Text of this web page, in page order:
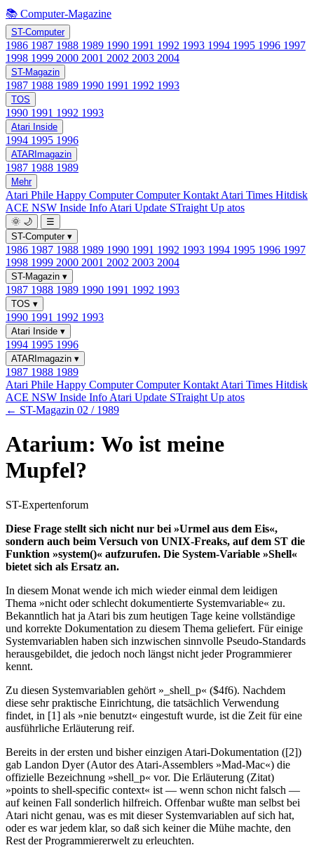
📚 Computer-Magazine
ST-Computer
1986 1987 1988 1989 1990 1991 1992 1993 1994 1995 1996 1997
1998 1999 2000 2001 2002 2003 2004
ST-Magazin
1987 1988 1989 1990 1991 1992 1993
TOS
1990 1991 1992 1993
Atari Inside
1994 1995 1996
ATARImagazin
1987 1988 1989
Mehr
Atari Phile Happy ComputerComputer Kontakt Atari Times Hitdisk
ACE NSW Inside Info Atari Update STraight Up atos
🌞 🌙
☰
ST-Computer ▾
1986 1987 1988 1989 1990 1991 1992 1993 1994 1995 1996 1997
1998 1999 2000 2001 2002 2003 2004
ST-Magazin ▾
1987 1988 1989 1990 1991 1992 1993
TOS ▾
1990 1991 1992 1993
Atari Inside ▾
1994 1995 1996
ATARImagazin ▾
1987 1988 1989
Atari Phile Happy ComputerComputer Kontakt Atari Times Hitdisk
ACE NSW Inside Info Atari Update STraight Up atos
← ST-Magazin 02 / 1989
Atarium: Wo ist meine
Mupfel?
ST-Expertenforum
Diese Frage stellt sich nicht nur bei »Urmel aus dem Eis«,
sondern auch beim Versuch von UNIX-Freaks, auf dem ST die
Funktion »system()« aufzurufen. Die System-Variable »Shell«
bietet sich als Ersatz an.
In diesem Monat wende ich mich wieder einmal dem leidigen
Thema »nicht oder schlecht dokumentierte Systemvariable« zu.
Bekanntlich hat ja Atari bis zum heutigen Tage keine vollständige
und korrekte Dokumentation zu diesem Thema geliefert. Für einige
Systemvariablen haben sich inzwischen sinnvolle Pseudo-Standards
herausgebildet, die jedoch noch längst nicht jeder Programmierer
kennt.
Zu diesen Systemvariablen gehört »_shell_p« ($4f6). Nachdem
diese sehr praktische Einrichtung, die tatsächlich Verwendung
findet, in [1] als »nie benutzt« eingestuft wurde, ist die Zeit für eine
ausführliche Erläuterung reif.
Bereits in der ersten und bisher einzigen Atari-Dokumentation ([2])
gab Landon Dyer (Autor des Atari-Assemblers »Mad-Mac«) die
offizielle Bezeichnung »shell_p« vor. Die Erläuterung (Zitat)
»points to shell-specific context« ist — wenn schon nicht falsch —
auf keinen Fall sonderlich hilfreich. Offenbar wußte man selbst bei
Atari nicht genau, was es mit dieser Systemvariablen auf sich hat,
oder es war jedem klar, so daß sich keiner die Mühe machte, den
Rest der Programmiererwelt zu erleuchten.